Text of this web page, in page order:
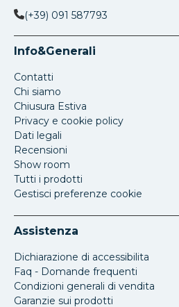
(+39) 091 587793
Info&Generali
Contatti
Chi siamo
Chiusura Estiva
Privacy e cookie policy
Dati legali
Recensioni
Show room
Tutti i prodotti
Gestisci preferenze cookie
Assistenza
Dichiarazione di accessibilita
Faq - Domande frequenti
Condizioni generali di vendita
Garanzie sui prodotti